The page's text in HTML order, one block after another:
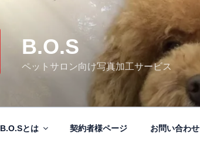
B.O.S
ペットサロン向け写真加工サービス
B.O.Sとは 契約者様ページ お問い合わせ